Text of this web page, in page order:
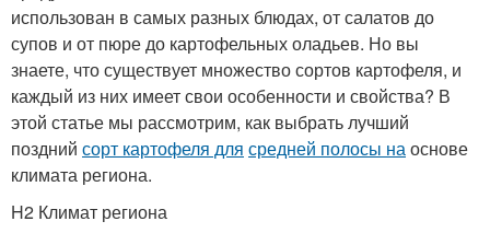
использован в самых разных блюдах, от салатов до
супов и от пюре до картофельных оладьев. Но вы
знаете, что существует множество сортов картофеля, и
каждый из них имеет свои особенности и свойства? В
этой статье мы рассмотрим, как выбрать лучший
поздний сорт картофеля для средней полосы наоснове
климата региона.
H2 Климат региона